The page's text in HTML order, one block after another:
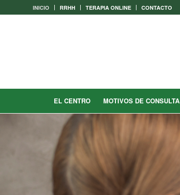
INICIO RRHH TERAPIA ONLINE CONTACTO
EL CENTRO MOTIVOS DE CONSULTA